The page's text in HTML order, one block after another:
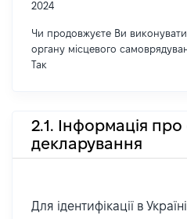
2024
Чи продовжуєте Ви
органу місцевого
Так
2.1. Інформація про
декларування
Для ідентифікації в Україні